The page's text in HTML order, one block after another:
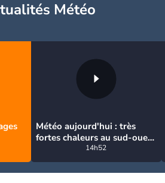
Météo
Météo aujourd'hui : très
fortes chaleurs au sud-ouest
avant des orages, jusqu'à
39°C
14h52